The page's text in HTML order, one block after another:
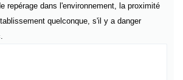
repérage dans l'environnement, la proximité
quelconque, s'il y a danger